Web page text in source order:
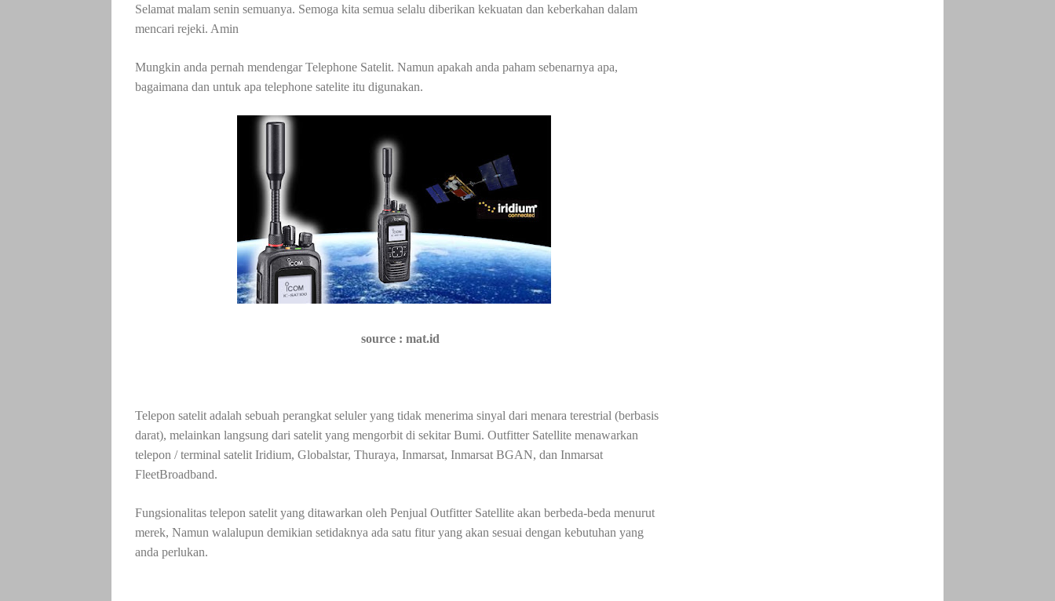
Selamat malam senin semuanya. Semoga kita semua selalu diberikan kekuatan dan keberkahan dalam
mencari rejeki. Amin
Mungkin anda pernah mendengar Telephone Satelit. Namun apakah anda paham sebenarnya apa,
bagaimana dan untuk apa telephone satelite itu digunakan.
source : mat.id
Telepon satelit adalah sebuah perangkat seluler yang tidak menerima sinyal dari menara terestrial (berbasis
darat), melainkan langsung dari satelit yang mengorbit di sekitar Bumi. Outfitter Satellite menawarkan
telepon / terminal satelit Iridium, Globalstar, Thuraya, Inmarsat, Inmarsat BGAN, dan Inmarsat
FleetBroadband.
Fungsionalitas telepon satelit yang ditawarkan oleh Penjual Outfitter Satellite akan berbeda-beda menurut
merek, Namun walalupun demikian setidaknya ada satu fitur yang akan sesuai dengan kebutuhan yang
anda perlukan.